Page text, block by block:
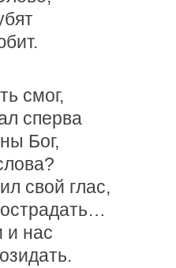
смог,
сперва
Бог,
свой глас,
и нас